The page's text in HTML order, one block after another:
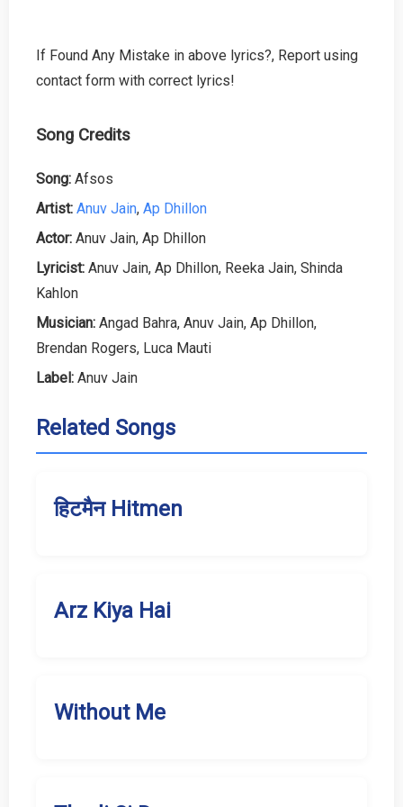
If Found Any Mistake in above lyrics?, Report using
contact form with correct lyrics!
Song Credits
Song: Afsos
Artist: Anuv Jain, Ap Dhillon
Actor: Anuv Jain, Ap Dhillon
Lyricist: Anuv Jain, Ap Dhillon, Reeka Jain, Shinda
Kahlon
Musician: Angad Bahra, Anuv Jain, Ap Dhillon,
Brendan Rogers, Luca Mauti
Label: Anuv Jain
Related Songs
हिटमैन Hitmen
Arz Kiya Hai
Without Me